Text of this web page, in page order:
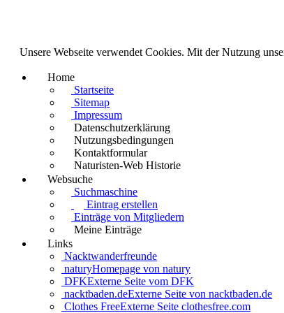
Unsere Webseite verwendet Cookies. Mit der Nutzung
Home
Startseite
Sitemap
Impressum
Datenschutzerklärung
Nutzungsbedingungen
Kontaktformular
Naturisten-Web Historie
Websuche
Suchmaschine
Eintrag erstellen
Einträge von Mitgliedern
Meine Einträge
Links
Nacktwanderfreunde
naturyHomepage von natury
DFKExterne Seite vom DFK
nacktbaden.deExterne Seite von nacktbaden.de
Clothes FreeExterne Seite clothesfree.com